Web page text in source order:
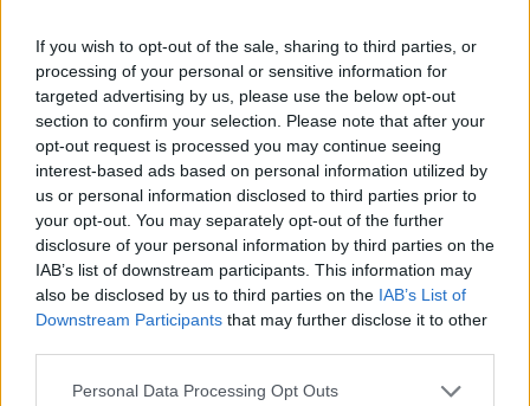
If you wish to opt-out of the sale, sharing to third parties, or
processing of your personal or sensitive information for
targeted advertising by us, please use the below opt-out
section to confirm your selection. Please note that after your
opt-out request is processed you may continue seeing
interest-based ads based on personal information utilized by
us or personal information disclosed to third parties prior to
your opt-out. You may separately opt-out of the further
disclosure of your personal information by third parties on the
IAB’s list of downstream participants. This information may
also be disclosed by us to third parties on the IAB’s List of
Downstream Participants that may further disclose it to other
Personal Data Processing Opt Outs
Chicharito i përgjigjet akuzave
për arrogancë ndaj Ronaldos
me një deklaratë të fortë